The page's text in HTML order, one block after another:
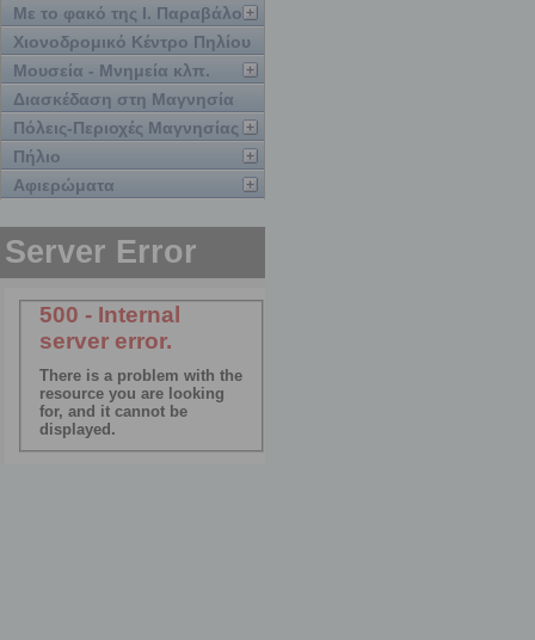
Με το φακό της Ι. Παραβάλου
Χιονοδρομικό Κέντρο Πηλίου
Μουσεία - Μνημεία κλπ.
Διασκέδαση στη Μαγνησία
Πόλεις-Περιοχές Μαγνησίας
Πήλιο
Αφιερώματα